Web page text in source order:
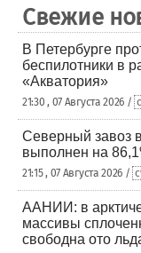
Свежие
В Петербурге
беспилотники в
«Акватория»
21:30 , 07 Августа 2026 /
Северный завоз
выполнен на
21:15 , 07 Августа 2026 /
ААНИИ: в
массивы
свободна ото